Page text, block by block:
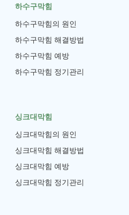
하수구막힘
하수구막힘의 원인
하수구막힘 해결방법
하수구막힘 예방
하수구막힘 정기관리
싱크대막힘
싱크대막힘의 원인
싱크대막힘 해결방법
싱크대막힘 예방
싱크대막힘 정기관리